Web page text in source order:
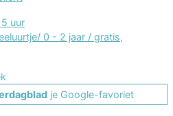
uur
0 - 2 jaar / gratis,
je Google-favoriet